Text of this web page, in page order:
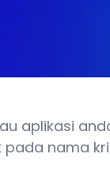
aplikasi
pada nama